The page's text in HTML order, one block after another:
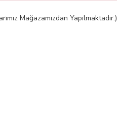
Mağazamızdan Yapılmaktadır.)